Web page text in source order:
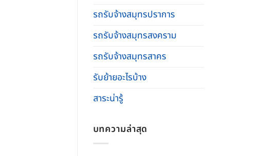
รถรับจ้างสมุทรปราการ
รถรับจ้างสมุทรสงคราม
รถรับจ้างสมุทรสาคร
รับย้ายอะไรบ้าง
สาระน่ารู้
บทความล่าสุด